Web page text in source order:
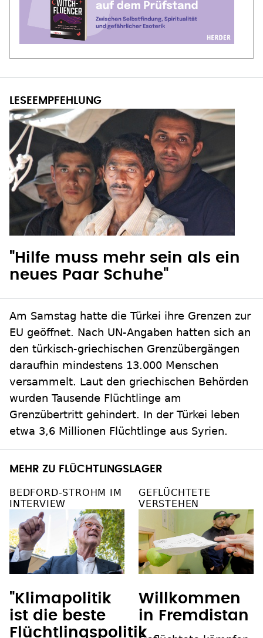
"Hilfe muss mehr sein als ein
neues Paar Schuhe"
Am Samstag hatte die Türkei ihre Grenzen zur
EU geöffnet. Nach UN-Angaben hatten sich an
den türkisch-griechischen Grenzübergängen
daraufhin mindestens 13.000 Menschen
versammelt. Laut den griechischen Behörden
wurden Tausende Flüchtlinge am
Grenzübertritt gehindert. In der Türkei leben
etwa 3,6 Millionen Flüchtlinge aus Syrien.
MEHR ZU FLÜCHTLINGSLAGER
BEDFORD-STROHM IM
INTERVIEW
"Klimapolitik
ist die beste
Flüchtlingspolitik
GEFLÜCHTETE
VERSTEHEN
Willkommen
in Fremdistan